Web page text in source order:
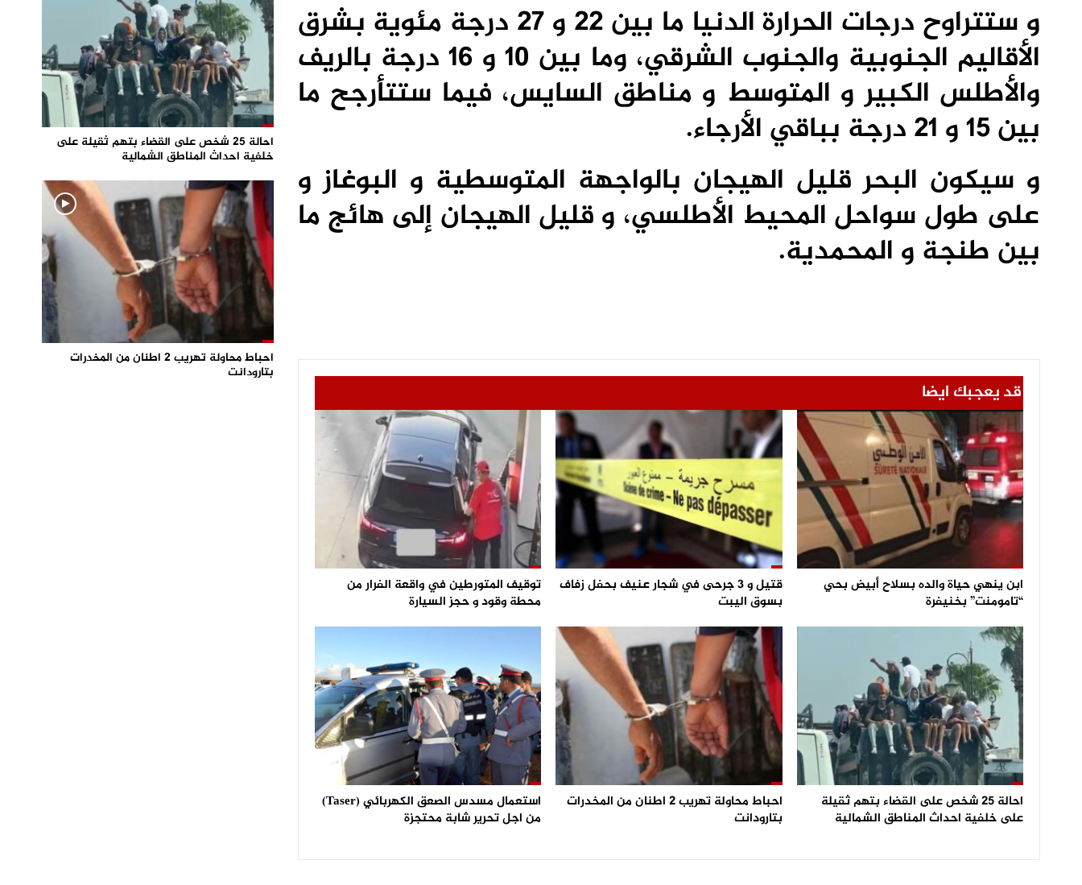
و ستتراوح درجات الحرارة الدنيا ما بين 22 و 27 درجة مئوية بشرق
الأقاليم الجنوبية والجنوب الشرقي، وما بين 10 و 16 درجة بالريف
والأطلس الكبير و المتوسط و مناطق السايس، فيما ستتأرجح ما
بين 15 و 21 درجة بباقي الأرجاء.
و سيكون البحر قليل الهيجان بالواجهة المتوسطية و البوغاز و
على طول سواحل المحيط الأطلسي، و قليل الهيجان إلى هائج ما
بين طنجة و المحمدية.
قد يعجبك ايضا
ابن ينهي حياة والده بسلاح أبيض بحي
“تامومنت” بخنيفرة
قتيل و 3 جرحى في شجار عنيف بحفل زفاف
بسوق اليبت
توقيف المتورطين في واقعة الفرار من
محطة وقود و حجز السيارة
احالة 25 شخص على القضاء بتهم ثقيلة
على خلفية احداث المناطق الشمالية
احباط محاولة تهريب 2 اطنان من المخدرات
بتارودانت
استعمال مسدس الصعق الكهربائي (Taser)
من اجل تحرير شابة محتجزة
احالة 25 شخص على القضاء بتهم ثقيلة على
خلفية احداث المناطق الشمالية
احباط محاولة تهريب 2 اطنان من المخدرات
بتارودانت